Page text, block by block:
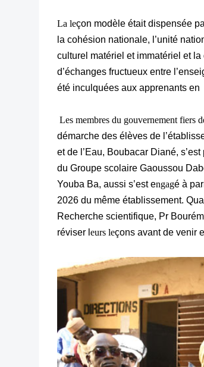
La leçon modèle était dispensée
la cohésion nationale, l’unité
culturel matériel et immatériel et
d’échanges fructueux entre
été inculquées aux apprenants
Les membres du gouvernement fiers
démarche des élèves de
et de l’Eau, Boubacar Diané,
du Groupe scolaire Gaoussou
Youba Ba, aussi s’est engagé à
2026 du même établissement.
Recherche scientifique, Pr
réviser l eurs leçons avant de venir